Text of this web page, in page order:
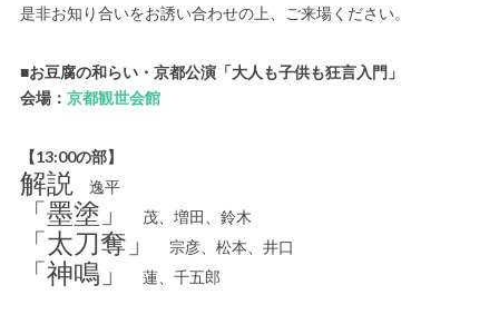
是非お知り合いをお誘い合わせの上、ご来場ください。
■お豆腐の和らい・京都公演「大人も子供も狂言入門」
会場： 京都観世会館
【13:00の部】
解説 逸平
「墨塗」 茂、増田、鈴木
「太刀奪」 宗彦、松本、井口
「神鳴」 蓮、千五郎